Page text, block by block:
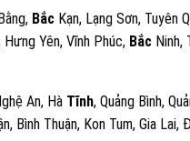
Bắc Kạn, Lạng Sơn, Tuyên
Hưng Yên, Vĩnh Phúc, Bắc Ninh,
An, Hà Tĩnh, Quảng Bình,
Bình Thuận, Kon Tum, Gia